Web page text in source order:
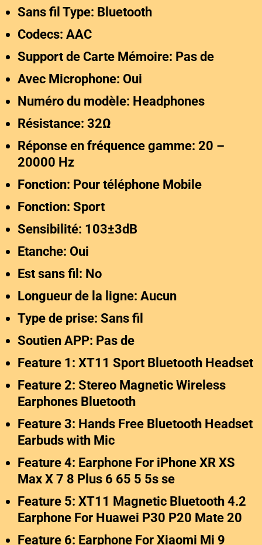
Sans fil Type: Bluetooth
Codecs: AAC
Support de Carte Mémoire: Pas de
Avec Microphone: Oui
Numéro du modèle: Headphones
Résistance: 32Ω
Réponse en fréquence gamme: 20 –
20000 Hz
Fonction: Pour téléphone Mobile
Fonction: Sport
Sensibilité: 103±3dB
Etanche: Oui
Est sans fil: No
Longueur de la ligne: Aucun
Type de prise: Sans fil
Soutien APP: Pas de
Feature 1: XT11 Sport Bluetooth Headset
Feature 2: Stereo Magnetic Wireless
Earphones Bluetooth
Feature 3: Hands Free Bluetooth Headset
Earbuds with Mic
Feature 4: Earphone For iPhone XR XS
Max X 7 8 Plus 6 65 5 5s se
Feature 5: XT11 Magnetic Bluetooth 4.2
Earphone For Huawei P30 P20 Mate 20
Feature 6: Earphone For Xiaomi Mi 9